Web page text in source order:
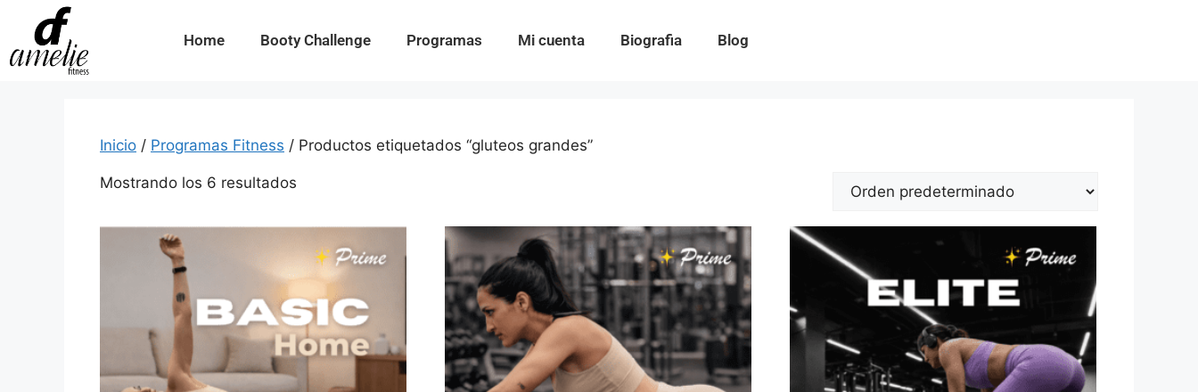
Home Booty Challenge Programas Mi cuenta Biografia Blog
Inicio / Programas Fitness / Productos etiquetados “gluteos grandes”
Mostrando los 6 resultados